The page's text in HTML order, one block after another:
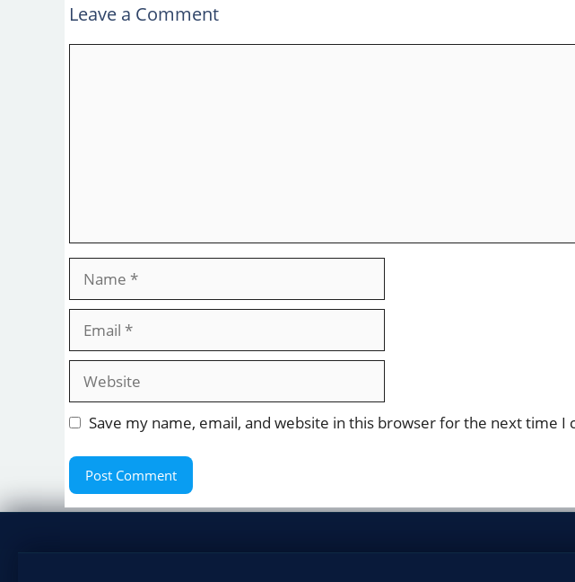
Leave a Comment
Website
Save my name, email, and website in this browser for the next time I